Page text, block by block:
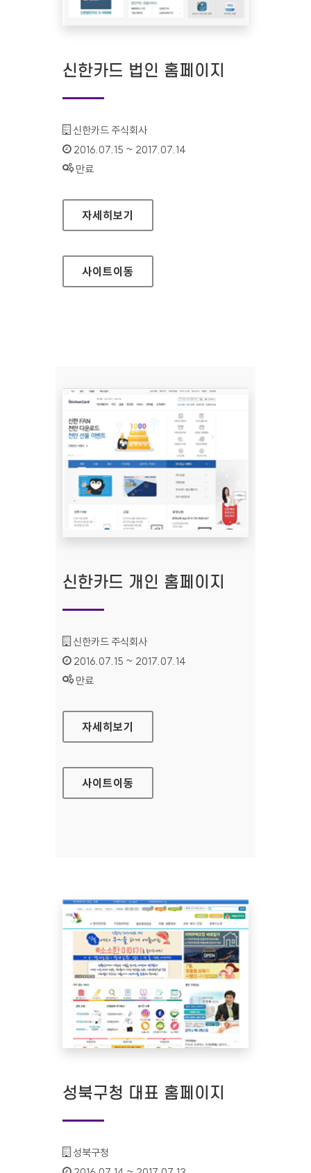
신한카드 법인 홈페이지
기관명 :
신한카드 주식회사
인증기간 :
2016.07.15 ~ 2017.07.14
상태 :
만료
신한카드 법인 홈페이지
자세히보기
사이트이동
신한카드 개인 홈페이지
기관명 :
신한카드 주식회사
인증기간 :
2016.07.15 ~ 2017.07.14
상태 :
만료
신한카드 개인 홈페이지
자세히보기
사이트이동
성북구청 대표 홈페이지
기관명 :
성북구청